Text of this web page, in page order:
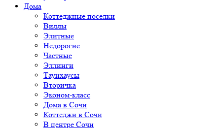
Дома
Коттеджные поселки
Виллы
Элитные
Недорогие
Частные
Эллинги
Таунхаусы
Вторичка
Эконом-класс
Дома в Сочи
Коттеджи в Сочи
В центре Сочи